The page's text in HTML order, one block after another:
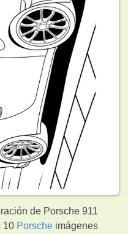
de Porsche 911
10 Porsche imágenes